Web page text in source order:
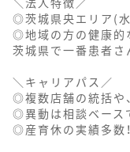
◎茨城県央エリア(
◎地域の方の健康的
茨城県で一番患者さ
＼キャリアパス／
◎複数店舗の統括や
◎異動は相談ベース
◎産育休の実績多数